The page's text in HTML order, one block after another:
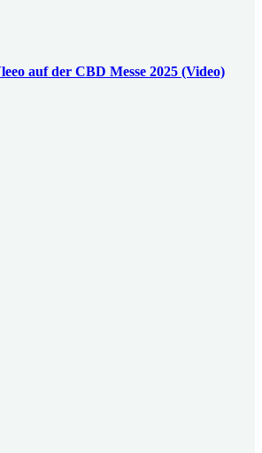
auf der CBD Messe 2025 (Video)